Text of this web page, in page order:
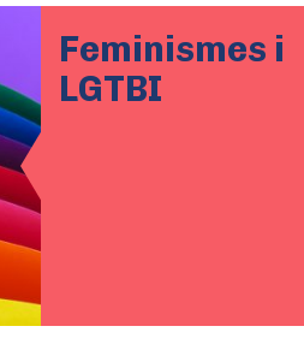
Feminismes i
LGTBI